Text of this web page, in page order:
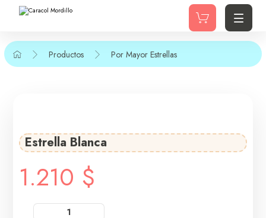
Productos Por Mayor Estrellas
Estrella Blanca
1.210 $